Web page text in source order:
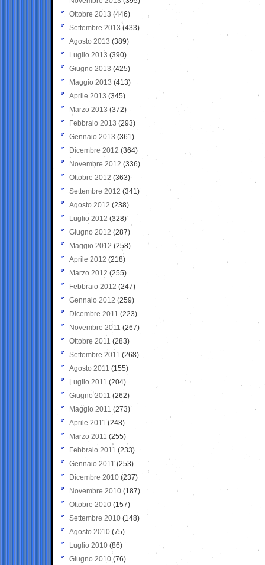
Ottobre 2013 (446)
Settembre 2013 (433)
Agosto 2013 (389)
Luglio 2013 (390)
Giugno 2013 (425)
Maggio 2013 (413)
Aprile 2013 (345)
Marzo 2013 (372)
Febbraio 2013 (293)
Gennaio 2013 (361)
Dicembre 2012 (364)
Novembre 2012 (336)
Ottobre 2012 (363)
Settembre 2012 (341)
Agosto 2012 (238)
Luglio 2012 (328)
Giugno 2012 (287)
Maggio 2012 (258)
Aprile 2012 (218)
Marzo 2012 (255)
Febbraio 2012 (247)
Gennaio 2012 (259)
Dicembre 2011 (223)
Novembre 2011 (267)
Ottobre 2011 (283)
Settembre 2011 (268)
Agosto 2011 (155)
Luglio 2011 (204)
Giugno 2011 (262)
Maggio 2011 (273)
Aprile 2011 (248)
Marzo 2011 (255)
Febbraio 2011 (233)
Gennaio 2011 (253)
Dicembre 2010 (237)
Novembre 2010 (187)
Ottobre 2010 (157)
Settembre 2010 (148)
Agosto 2010 (75)
Luglio 2010 (86)
Giugno 2010 (76)